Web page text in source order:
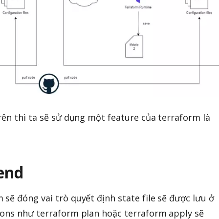
thì ta sẽ sử dụng một feature của terraform là
đóng vai trò quyết định state file sẽ được lưu ở
như terraform plan hoặc terraform apply sẽ